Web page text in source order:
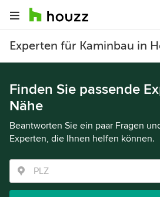
Experten für Kaminbau in
Finden Sie passende
Nähe
Beantworten Sie ein paar Fragen
Experten, die Ihnen helfen können.